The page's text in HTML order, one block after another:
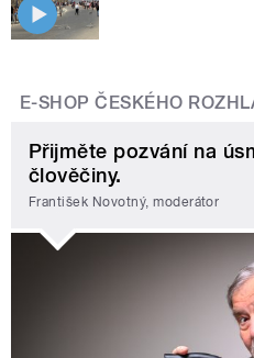
E-SHOP ČESKÉHO
Přijměte pozvání na
člověčiny.
František Novotný, moderátor